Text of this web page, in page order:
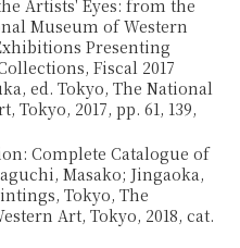
Artists' Eyes: from the
Museum of Western
Presenting
Fiscal 2017
ed. Tokyo, The National
Tokyo, 2017, pp. 61, 139,
Complete Catalogue of
Masako; Jingaoka,
Tokyo, The
Art, Tokyo, 2018, cat.